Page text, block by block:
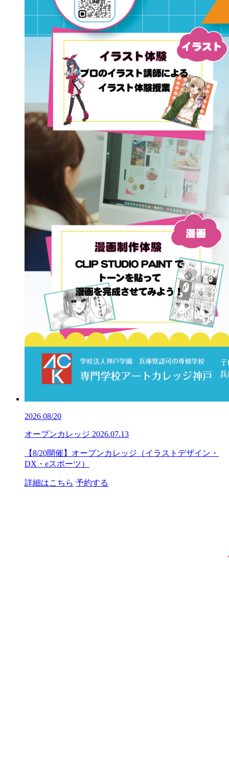
2026 08/20
オープンカレッジ 2026.07.13
【8/20開催】オープンカレッジ（イラストデザイン・
DX・eスポーツ）
詳細はこちら 予約する